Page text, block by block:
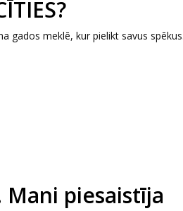
gados meklē, kur pielikt savus
Mani piesaistīja